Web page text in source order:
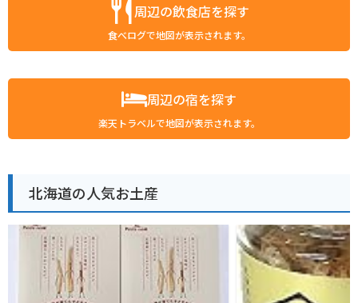
周辺の飲食店を探す
食べログで地図が表示されます。
周辺の宿を探す
楽天トラベルで地図が表示されます。
北海道の人気お土産